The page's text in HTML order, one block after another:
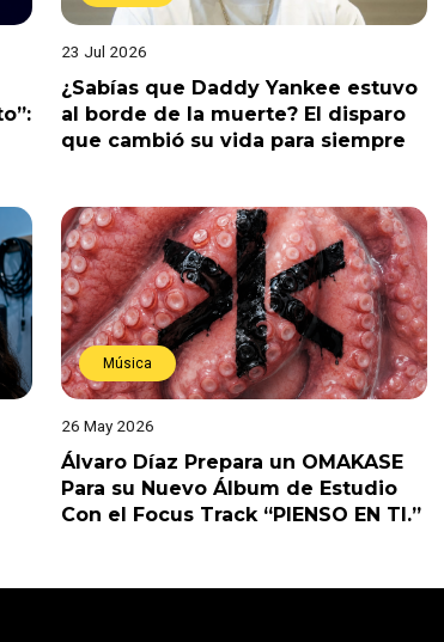
23 Jul 2026
¿Sabías que Daddy Yankee estuvo
al borde de la muerte? El disparo
que cambió su vida para siempre
Música
26 May 2026
Álvaro Díaz Prepara un OMAKASE
Para su Nuevo Álbum de Estudio
Con el Focus Track “PIENSO EN TI.”